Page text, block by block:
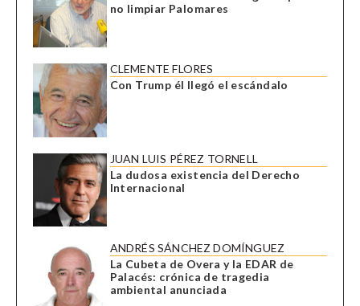
no limpiar Palomares
CLEMENTE FLORES
Con Trump él llegó el escándalo
JUAN LUIS PÉREZ TORNELL
La dudosa existencia del Derecho
Internacional
ANDRÉS SÁNCHEZ DOMÍNGUEZ
La Cubeta de Overa y la EDAR de
Palacés: crónica de tragedia
ambiental anunciada